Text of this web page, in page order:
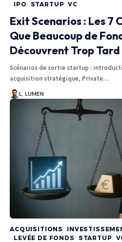
IPO STARTUP VC
Exit Scenarios : Les 7
Que Beaucoup de
Découvrent Trop Tard
Scénarios de sortie startup :
acquisition stratégique, Private…
L. LUMEN
ACQUISITIONS
LEVÉE DE FONDS STARTUP